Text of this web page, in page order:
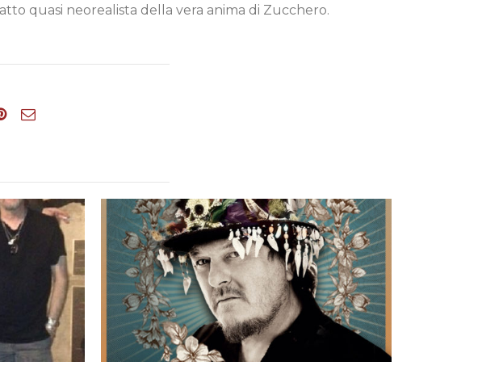
quasi neorealista della vera anima di Zucchero.